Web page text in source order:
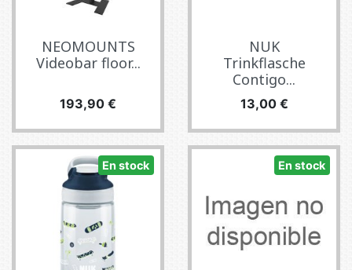
NEOMOUNTS
Videobar floor...
Precio
193,90 €
NUK
Trinkflasche
Contigo...
Precio
13,00 €
En stock En stock